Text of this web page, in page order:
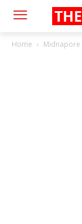
THE
Home Midnapore